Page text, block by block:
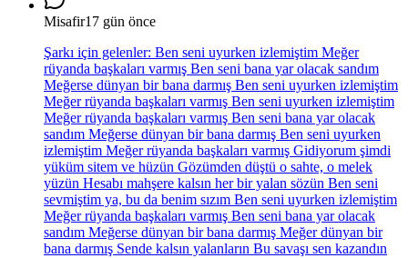
Misafir17 gün önce
Şarkı için gelenler: Ben seni uyurken izlemiştim Meğer
rüyanda başkaları varmış Ben seni bana yar olacak sandım
Meğerse dünyan bir bana darmış Ben seni uyurken izlemiştim
Meğer rüyanda başkaları varmış Ben seni uyurken izlemiştim
Meğer rüyanda başkaları varmış Ben seni bana yar olacak
sandım Meğerse dünyan bir bana darmış Ben seni uyurken
izlemiştim Meğer rüyanda başkaları varmış Gidiyorum şimdi
yüküm sitem ve hüzün Gözümden düştü o sahte, o melek
yüzün Hesabı mahşere kalsın her bir yalan sözün Ben seni
sevmiştim ya, bu da benim sızım Ben seni uyurken izlemiştim
Meğer rüyanda başkaları varmış Ben seni bana yar olacak
sandım Meğerse dünyan bir bana darmış Meğer dünyan bir
bana darmış Sende kalsın yalanların Bu savaşı sen kazandın